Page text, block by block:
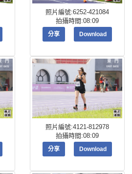
照片編號:6252-421084
拍攝時間:08:09
分享 Download
照片編號:4121-812978
拍攝時間:08:09
分享 Download